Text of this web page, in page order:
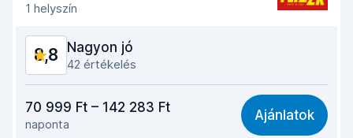
Az autó tisztasága
Autó állapota
1 helyszín
8,8 Nagyon jó
42 értékelés
8,7
Könnyű megtalálás 8,6
70 999 Ft – 142 283 Ft
naponta
Ajánlatok